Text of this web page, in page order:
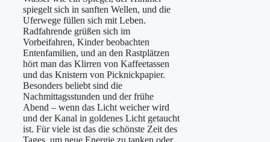
spiegelt sich in sanften Wellen, und die
Uferwege füllen sich mit Leben.
Radfahrende grüßen sich im
Vorbeifahren, Kinder beobachten
Entenfamilien, und an den Rastplätzen
hört man das Klirren von Kaffeetassen
und das Knistern von Picknickpapier.
Besonders beliebt sind die
Nachmittagsstunden und der frühe
Abend – wenn das Licht weicher wird
und der Kanal in goldenes Licht getaucht
ist. Für viele ist das die schönste Zeit des
Tages, um neue Energie zu tanken oder